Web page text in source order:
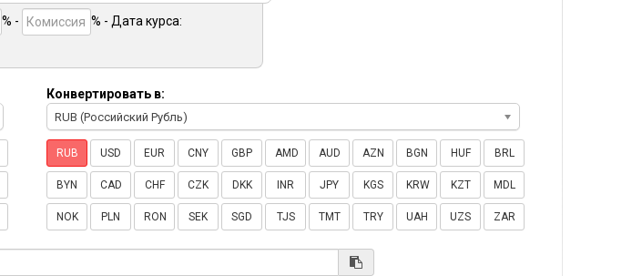
% - % - Дата курса:
Конвертировать в:
RUB (Российский Рубль)
RUB USD EUR CNY GBP AMD AUD AZN BGN HUF BRL
BYN CAD CHF CZK DKK INR JPY KGS KRW KZT MDL
NOK PLN RON SEK SGD TJS TMT TRY UAH UZS ZAR